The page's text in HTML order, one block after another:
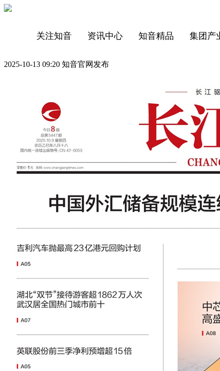
关注知音 资讯中心 知音精品 集团产
2025-10-13 09:20 知音官网发布